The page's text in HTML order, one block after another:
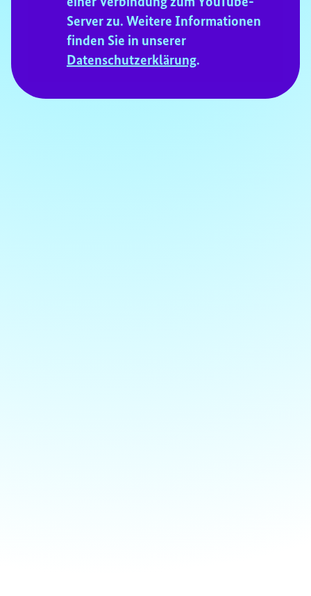
YouTube-
ConsentServer zu. Weitere Informationen
finden Sie in unserer
Datenschutzerklärung.